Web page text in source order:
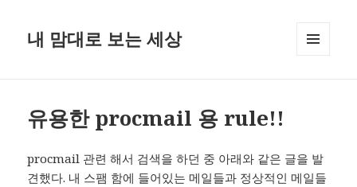
내 맘대로 보는 세상
유용한 procmail 용 rule!!
procmail 관련 해서 검색을 하던 중 아래와 같은 글을 발
견했다. 내 스팸 함에 들어있는 메일들과 정상적인 메일들